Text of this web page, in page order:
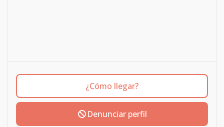
¿Cómo llegar?
Denunciar perfil